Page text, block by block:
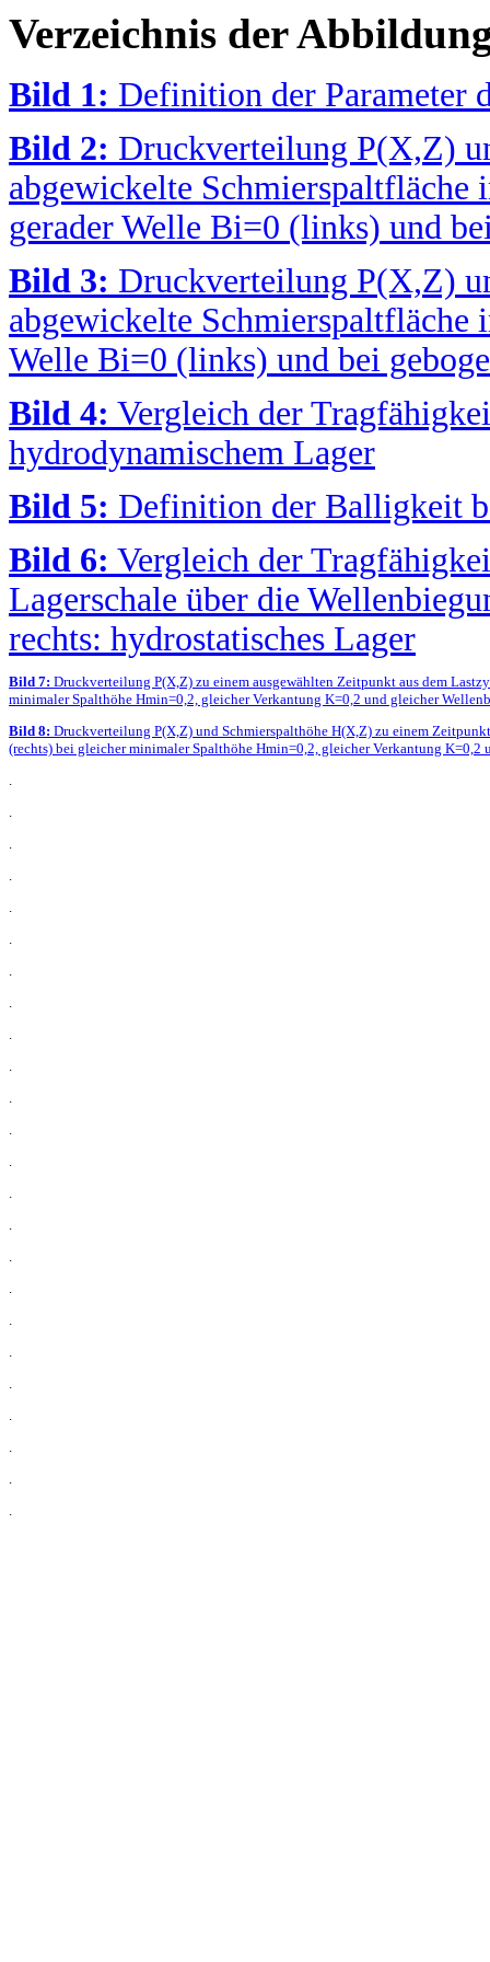
Verzeichnis der
Bild 1: Definition der Parameter
Bild 2: Druckverteilung P(X,Z)
abgewickelte
gerader Welle Bi=0 (links) und
Bild 3: Druckverteilung P(X,Z)
abgewickelte Schmierspaltfläche
Welle Bi=0 (links) und bei
Bild 4: Vergleich der
hydrodynamischem Lager
Bild 5: Definition der Balligkeit
Bild 6: Vergleich der
Lagerschale über die
rechts: hydrostatisches Lager
Bild 7: Druckverteilung P(X,Z) zu einem ausgewählten Zeitpunkt aus dem
minimaler Spalthöhe Hmin=0,2, gleicher Verkantung K=0,2 und gleicher
Bild 8: Druckverteilung P(X,Z) und Schmierspalthöhe H(X,Z) zu einem
(rechts) bei gleicher minimaler Spalthöhe Hmin=0,2, gleicher Verkantung K=0,2
.
.
.
.
.
.
.
.
.
.
.
.
.
.
.
.
.
.
.
.
.
.
.
.